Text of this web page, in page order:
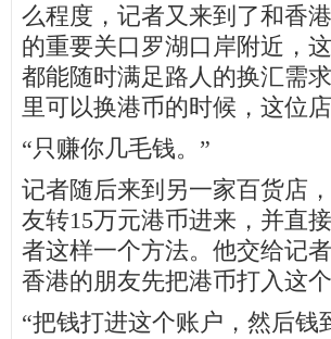
么程度，记者又来到了和香
的重要关口罗湖口岸附近，
都能随时满足路人的换汇需
里可以换港币的时候，这位
“只赚你几毛钱。”
记者随后来到另一家百货店
友转15万元港币进来，并直
者这样一个方法。他交给记
香港的朋友先把港币打入这个
“把钱打进这个账户，然后